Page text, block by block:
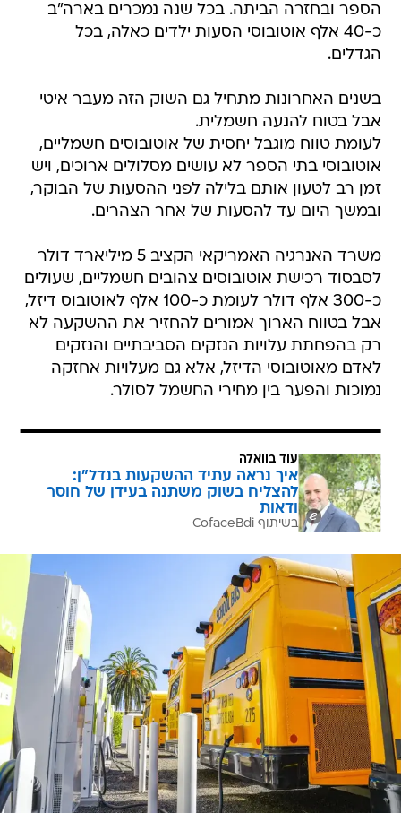
הספר ובחזרה הביתה. בכל שנה נמכרים בארה"ב
כ-40 אלף אוטובוסי הסעות ילדים כאלה, בכל
הגדלים.
בשנים האחרונות מתחיל גם השוק הזה מעבר איטי
אבל בטוח להנעה חשמלית.
לעומת טווח מוגבל יחסית של אוטובוסים חשמליים,
אוטובוסי בתי הספר לא עושים מסלולים ארוכים, ויש
זמן רב לטעון אותם בלילה לפני ההסעות של הבוקר,
ובמשך היום עד להסעות של אחר הצהרים.
משרד האנרגיה האמריקאי הקציב 5 מיליארד דולר
לסבסוד רכישת אוטובוסים צהובים חשמליים, שעולים
כ-300 אלף דולר לעומת כ-100 אלף לאוטובוס דיזל,
אבל בטווח הארוך אמורים להחזיר את ההשקעה לא
רק בהפחתת עלויות הנזקים הסביבתיים והנזקים
לאדם מאוטובוסי הדיזל, אלא גם מעלויות אחזקה
נמוכות והפער בין מחירי החשמל לסולר.
עוד בוואלה
איך נראה עתיד ההשקעות בנדל"ן:
להצליח בשוק משתנה בעידן של חוסר
ודאות
בשיתוף CofaceBdi